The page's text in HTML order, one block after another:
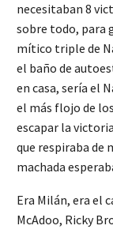
necesitaban 8
sobre todo, para
mítico triple de
el baño de
en casa, sería el
el más flojo de
escapar la
que respiraba de
machada
Era Milán, era el
McAdoo, Ricky